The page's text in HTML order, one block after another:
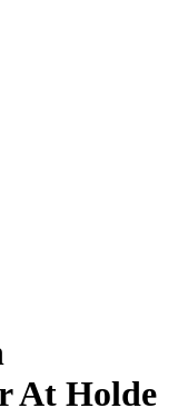
At Holde